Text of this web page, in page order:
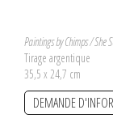
Paintings by Chimps / She
Tirage argentique
35,5 x 24,7 cm
DEMANDE